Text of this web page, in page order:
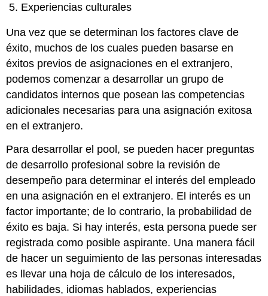
Experiencias culturales
Una vez que se determinan los factores clave de
éxito, muchos de los cuales pueden basarse en
éxitos previos de asignaciones en el extranjero,
podemos comenzar a desarrollar un grupo de
candidatos internos que posean las competencias
adicionales necesarias para una asignación exitosa
en el extranjero.
Para desarrollar el pool, se pueden hacer preguntas
de desarrollo profesional sobre la revisión de
desempeño para determinar el interés del empleado
en una asignación en el extranjero. El interés es un
factor importante; de lo contrario, la probabilidad de
éxito es baja. Si hay interés, esta persona puede ser
registrada como posible aspirante. Una manera fácil
de hacer un seguimiento de las personas interesadas
es llevar una hoja de cálculo de los interesados,
habilidades, idiomas hablados, experiencias